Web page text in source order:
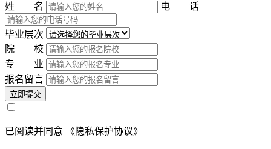
姓 名 电 话
毕业层次
院 校
专 业
报名留言
立即提交
已阅读并同意 《隐私保护协议》